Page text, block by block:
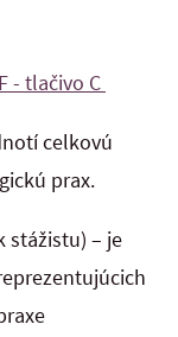
- tlačivo C
celkovú
prax.
stážistu) – je